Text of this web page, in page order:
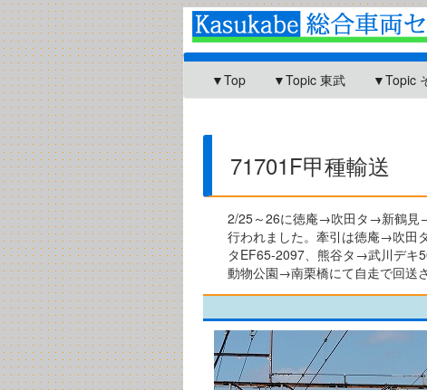
▼Top ▼Topic 東武 ▼Topic
71701F甲種輸送
2/25～26に徳庵→吹田タ→新鶴見
行われました。牽引は徳庵→吹田
タEF65-2097、熊谷タ→武川デ
動物公園→南栗橋にて自走で回送